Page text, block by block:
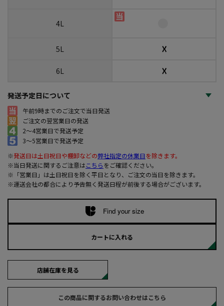
4L
5L ☓
6L ☓
発送予定日について
午前9時までのご注文で当日発送
ご注文の翌営業日の発送
2～4営業日で発送予定
3～5営業日で発送予定
※発送日は土日祝日や棚卸などの弊社指定の休業日を除きます。
※当日発送に関するご注意はこちらをご確認ください。
※「営業日」は土日祝日を除く平日となり、ご注文の当日を除きます。
※運送会社の都合により予告無く発送日程が前後する場合がございます。
Find your size
カートに入れる
店舗在庫を見る
この商品に関するお問い合わせはこちら